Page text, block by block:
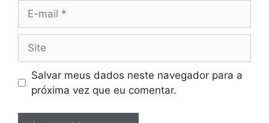
mail
Salvar meus dados neste navegador para a
próxima vez que eu comentar.